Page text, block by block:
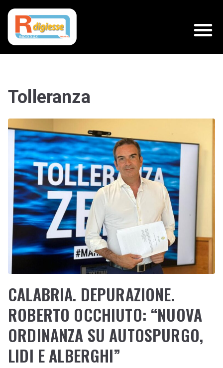
Tolleranza
CALABRIA. DEPURAZIONE.
ROBERTO OCCHIUTO: “NUOVA
ORDINANZA SU AUTOSPURGO,
LIDI E ALBERGHI”